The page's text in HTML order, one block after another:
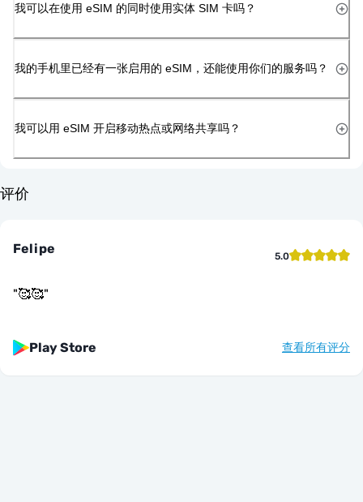
我可以在使用 eSIM 的同时使用实体 SIM 卡吗？
我的手机里已经有一张启用的 eSIM，还能使用你们的服务吗？
我可以用 eSIM 开启移动热点或网络共享吗？
评价
Felipe 5.0
"🥰🥰"
Play Store 查看所有评分